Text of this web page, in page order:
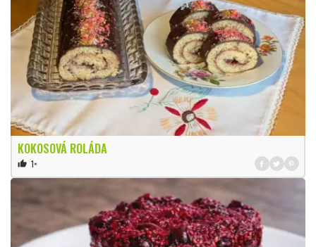
KOKOSOVÁ ROLÁDA
thumb_up 1×